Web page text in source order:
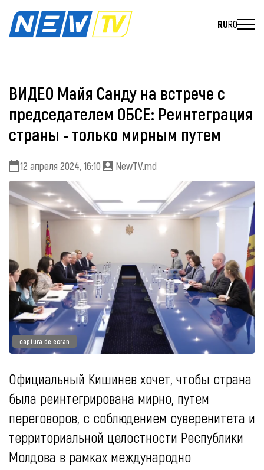
RURO
ВИДЕО Майя Санду на встрече с
председателем ОБСЕ: Реинтеграция
страны - только мирным путем
12 апреля 2024, 16:10 NewTV.md
captura de ecran
Официальный Кишинев хочет, чтобы страна
была реинтегрирована мирно, путем
переговоров, с соблюдением суверенитета и
территориальной целостности Республики
Молдова в рамках международно